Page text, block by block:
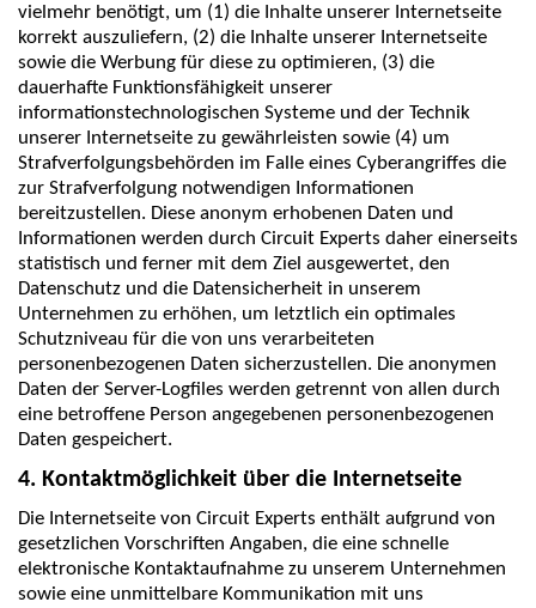
vielmehr benötigt, um (1) die Inhalte unserer Internetseite
korrekt auszuliefern, (2) die Inhalte unserer Internetseite
sowie die Werbung für diese zu optimieren, (3) die
dauerhafte Funktionsfähigkeit unserer
informationstechnologischen Systeme und der Technik
unserer Internetseite zu gewährleisten sowie (4) um
Strafverfolgungsbehörden im Falle eines Cyberangriffes die
zur Strafverfolgung notwendigen Informationen
bereitzustellen. Diese anonym erhobenen Daten und
Informationen werden durch Circuit Experts daher einerseits
statistisch und ferner mit dem Ziel ausgewertet, den
Datenschutz und die Datensicherheit in unserem
Unternehmen zu erhöhen, um letztlich ein optimales
Schutzniveau für die von uns verarbeiteten
personenbezogenen Daten sicherzustellen. Die anonymen
Daten der Server-Logfiles werden getrennt von allen durch
eine betroffene Person angegebenen personenbezogenen
Daten gespeichert.
4. Kontaktmöglichkeit über die Internetseite
Die Internetseite von Circuit Experts enthält aufgrund von
gesetzlichen Vorschriften Angaben, die eine schnelle
elektronische Kontaktaufnahme zu unserem Unternehmen
sowie eine unmittelbare Kommunikation mit uns